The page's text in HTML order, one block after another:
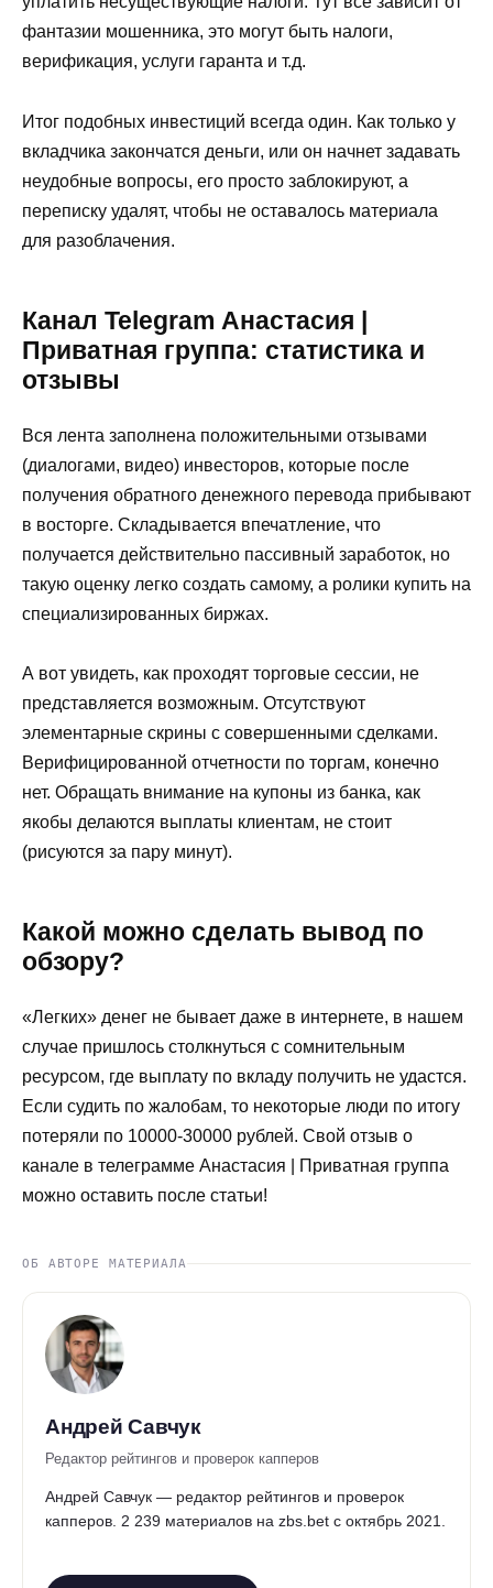
фантазии мошенника, это могут быть налоги,
верификация, услуги гаранта и т.д.
Итог подобных инвестиций всегда один. Как только у
вкладчика закончатся деньги, или он начнет задавать
неудобные вопросы, его просто заблокируют, а
переписку удалят, чтобы не оставалось материала
для разоблачения.
Канал Telegram Анастасия |
Приватная группа: статистика и
отзывы
Вся лента заполнена положительными отзывами
(диалогами, видео) инвесторов, которые после
получения обратного денежного перевода прибывают
в восторге. Складывается впечатление, что
получается действительно пассивный заработок, но
такую оценку легко создать самому, а ролики купить на
специализированных биржах.
А вот увидеть, как проходят торговые сессии, не
представляется возможным. Отсутствуют
элементарные скрины с совершенными сделками.
Верифицированной отчетности по торгам, конечно
нет. Обращать внимание на купоны из банка, как
якобы делаются выплаты клиентам, не стоит
(рисуются за пару минут).
Какой можно сделать вывод по
обзору?
«Легких» денег не бывает даже в интернете, в нашем
случае пришлось столкнуться с сомнительным
ресурсом, где выплату по вкладу получить не удастся.
Если судить по жалобам, то некоторые люди по итогу
потеряли по 10000-30000 рублей. Свой отзыв о
канале в телеграмме Анастасия | Приватная группа
можно оставить после статьи!
ОБ АВТОРЕ МАТЕРИАЛА
Андрей Савчук
Редактор рейтингов и проверок капперов
Андрей Савчук — редактор рейтингов и проверок
капперов. 2 239 материалов на zbs.bet с октябрь 2021.